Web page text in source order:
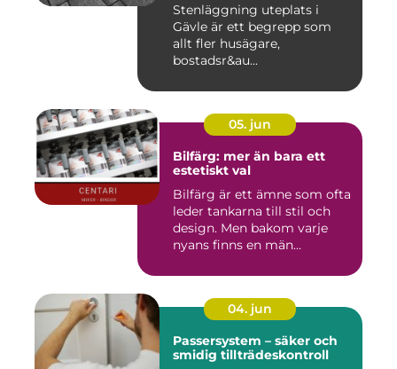
Stenläggning uteplats i
Gävle är ett begrepp som
allt fler husägare,
bostadsr&au...
05. jun
Bilfärg: mer än bara ett
estetiskt val
Bilfärg är ett ämne som ofta
leder tankarna till stil och
design. Men bakom varje
nyans finns en män...
04. jun
Passersystem – säker och
smidig tillträdeskontroll